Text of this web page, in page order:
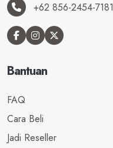
+62 856-2454-7181
Bantuan
FAQ
Cara Beli
Jadi Reseller